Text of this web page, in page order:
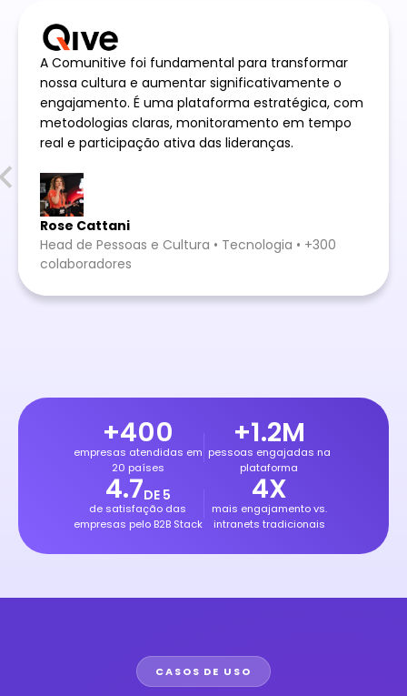
A Comunitive foi fundamental para transformar
nossa cultura e aumentar significativamente o
engajamento. É uma plataforma estratégica, com
metodologias claras, monitoramento em tempo
real e participação ativa das lideranças.
Rose Cattani
Head de Pessoas e Cultura • Tecnologia • +300
colaboradores
+400
empresas atendidas em
20 países
+1.2M
pessoas engajadas na
plataforma
4.7DE 5
de satisfação das
empresas pelo B2B Stack
4X
mais engajamento vs.
intranets tradicionais
CASOS DE USO